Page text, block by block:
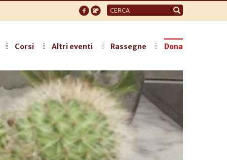
Form
di
Corsi Altri eventi Rassegne Dona